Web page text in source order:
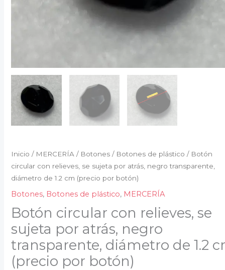
Inicio / MERCERÍA / Botones / Botones de plástico / Botón
circular con relieves, se sujeta por atrás, negro transparente,
diámetro de 1.2 cm (precio por botón)
Botones, Botones de plástico, MERCERÍA
Botón circular con relieves, se
sujeta por atrás, negro
transparente, diámetro de 1.2
(precio por botón)
botón)
cantidad